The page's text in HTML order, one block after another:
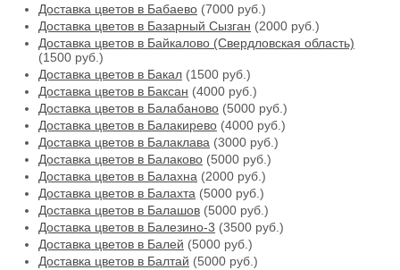
Доставка цветов в Бабаево (7000 руб.)
Доставка цветов в Базарный Сызган (2000 руб.)
Доставка цветов в Байкалово (Свердловская область)
(1500 руб.)
Доставка цветов в Бакал (1500 руб.)
Доставка цветов в Баксан (4000 руб.)
Доставка цветов в Балабаново (5000 руб.)
Доставка цветов в Балакирево (4000 руб.)
Доставка цветов в Балаклава (3000 руб.)
Доставка цветов в Балаково (5000 руб.)
Доставка цветов в Балахна (2000 руб.)
Доставка цветов в Балахта (5000 руб.)
Доставка цветов в Балашов (5000 руб.)
Доставка цветов в Балезино-3 (3500 руб.)
Доставка цветов в Балей (5000 руб.)
Доставка цветов в Балтай (5000 руб.)